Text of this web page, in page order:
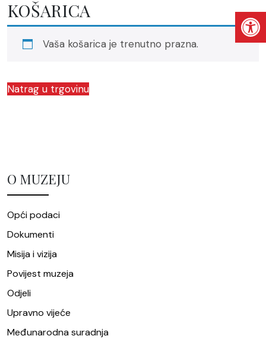
KOŠARICA
Vaša košarica je trenutno prazna.
Natrag u trgovinu
O MUZEJU
Opći podaci
Dokumenti
Misija i vizija
Povijest muzeja
Odjeli
Upravno vijeće
Međunarodna suradnja